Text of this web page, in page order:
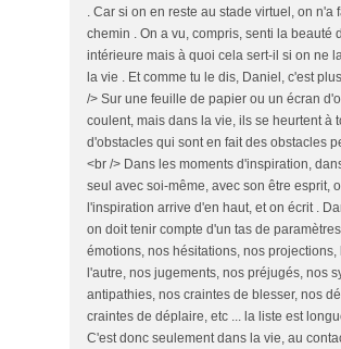
. Car si on en reste au stade virtuel, on n'a
chemin . On a vu, compris, senti la beauté
intérieure mais à quoi cela sert-il si on ne
la vie . Et comme tu le dis, Daniel, c'est
/> Sur une feuille de papier ou un écran
coulent, mais dans la vie, ils se heurtent à
d'obstacles qui sont en fait des obstacles
<br /> Dans les moments d'inspiration,
seul avec soi-même, avec son être esprit,
l'inspiration arrive d'en haut, et on écrit .
on doit tenir compte d'un tas de
émotions, nos hésitations, nos projections,
l'autre, nos jugements, nos préjugés, nos
antipathies, nos craintes de blesser, nos
craintes de déplaire, etc ... la liste est
C'est donc seulement dans la vie, au